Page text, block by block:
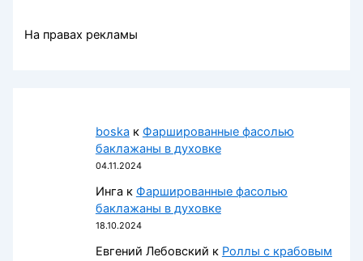
На правах рекламы
boska к Фаршированные фасолью
баклажаны в духовке
04.11.2024
Инга к Фаршированные фасолью
баклажаны в духовке
18.10.2024
Евгений Лебовский к Роллы с крабовым